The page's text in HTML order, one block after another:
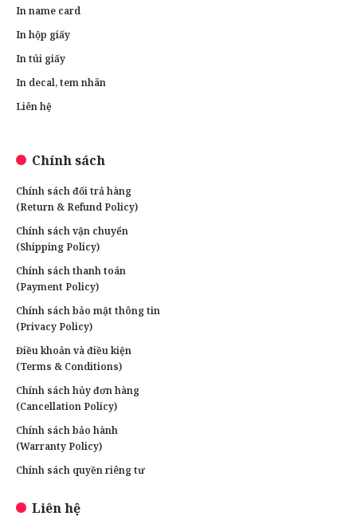
In name card
In hộp giấy
In túi giấy
In decal, tem nhãn
Liên hệ
Chính sách
Chính sách đổi trả hàng
(Return & Refund Policy)
Chính sách vận chuyển
(Shipping Policy)
Chính sách thanh toán
(Payment Policy)
Chính sách bảo mật thông tin
(Privacy Policy)
Điều khoản và điều kiện
(Terms & Conditions)
Chính sách hủy đơn hàng
(Cancellation Policy)
Chính sách bảo hành
(Warranty Policy)
Chính sách quyền riêng tư
Liên hệ